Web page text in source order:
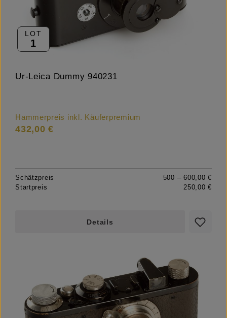
LOT
1
Ur-Leica Dummy 940231
Hammerpreis inkl. Käuferpremium
432,00 €
Schätzpreis
500 – 600,00 €
Startpreis
250,00 €
Details